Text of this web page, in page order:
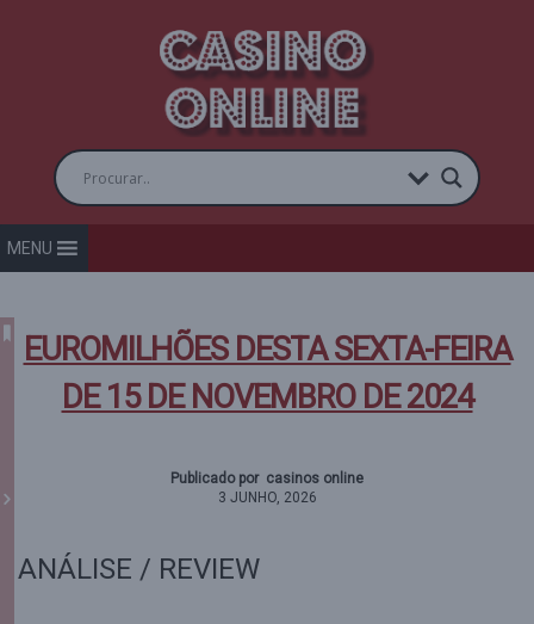
MENU
EUROMILHÕES DESTA SEXTA-FEIRA
DE 15 DE NOVEMBRO DE 2024
Publicado por casinos online
3 JUNHO, 2026
ANÁLISE / REVIEW